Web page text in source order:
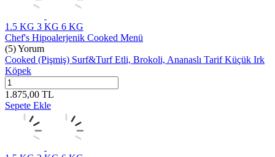
1.5 KG 3 KG 6 KG
Chef's Hipoalerjenik Cooked Menü
(5) Yorum
Cooked (Pişmiş) Surf&Turf Etli, Brokoli, Ananaslı Tarif Küçük Irk
Köpek
1.875,00 TL
Sepete Ekle